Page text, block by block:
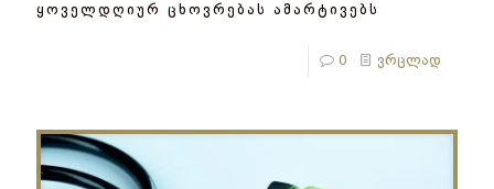
ყოველდღიურ ცხოვრებას ამარტივებს
0 ვრცლად